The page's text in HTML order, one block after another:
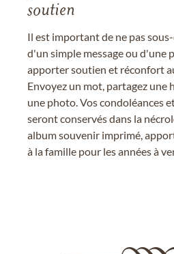
soutien
Il est important de ne pas
d'un simple message ou d'une
apporter soutien et réconfort
Envoyez un mot, partagez une
une photo. Vos condoléances
seront conservés dans la
album souvenir imprimé,
à la famille pour les années à